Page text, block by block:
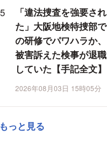
「違法捜査を強要され
た」大阪地検特捜部で
の研修でパワハラか、
被害訴えた検事が退職
していた【手記全文】
2026年08月03日 15時05分
もっと見る